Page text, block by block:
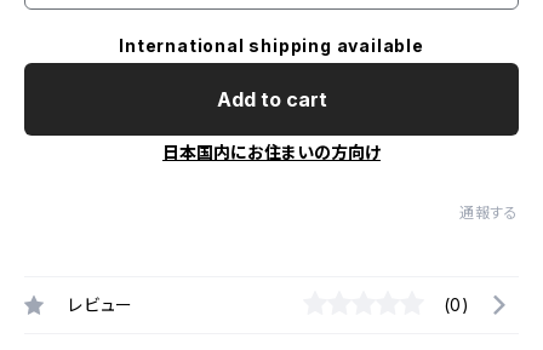
International shipping available
Add to cart
日本国内にお住まいの方向け
通報する
レビュー (0)